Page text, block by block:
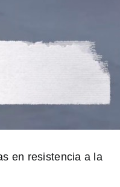
en resistencia a la